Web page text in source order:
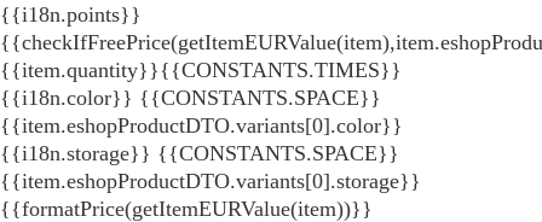
{{i18n.points}}
{{item.quantity}}{{CONSTANTS.TIMES}}
{{i18n.color}} {{CONSTANTS.SPACE}}
{{item.eshopProductDTO.variants[0].color}}
{{i18n.storage}} {{CONSTANTS.SPACE}}
{{item.eshopProductDTO.variants[0].storage}}
{{formatPrice(getItemEURValue(item))}}